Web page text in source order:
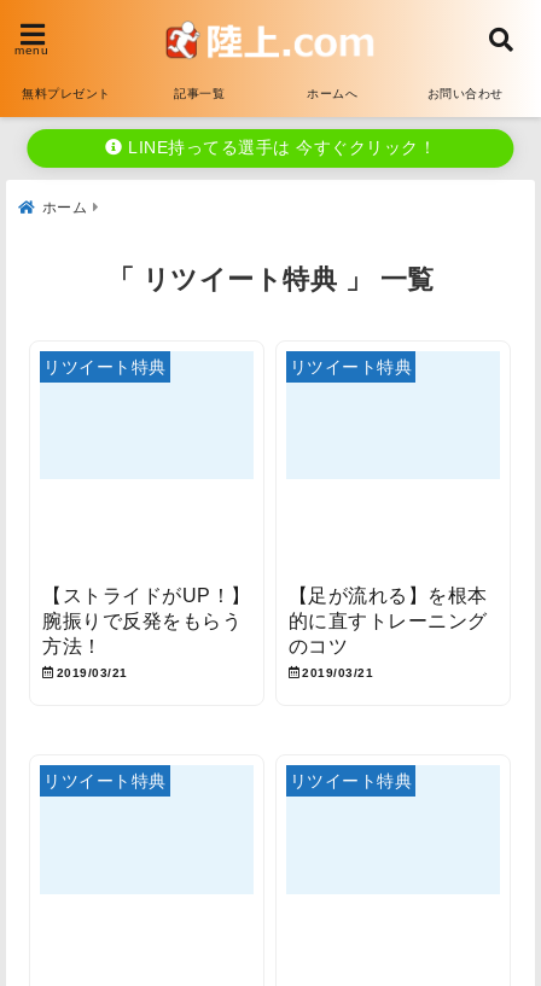
menu
無料プレゼント 記事一覧 ホームへ お問い合わせ
LINE持ってる選手は 今すぐクリック！
ホーム
「 リツイート特典 」 一覧
リツイート特典
【ストライドがUP！】
腕振りで反発をもらう
方法！
2019/03/21
リツイート特典
【足が流れる】を根本
的に直すトレーニング
のコツ
2019/03/21
リツイート特典 リツイート特典